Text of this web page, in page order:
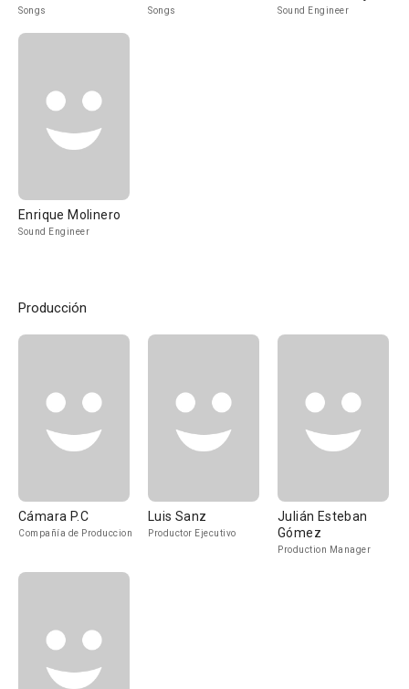
Songs Songs Sound Engineer
Enrique Molinero
Sound Engineer
Producción
Cámara P.C
Compañía de Produccion
Luis Sanz
Productor Ejecutivo
Julián Esteban
Gómez
Production Manager